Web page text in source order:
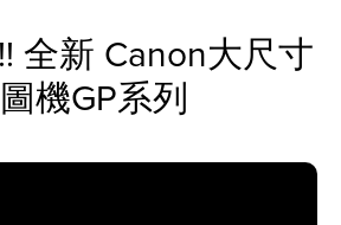
全新 Canon大尺寸
機GP系列